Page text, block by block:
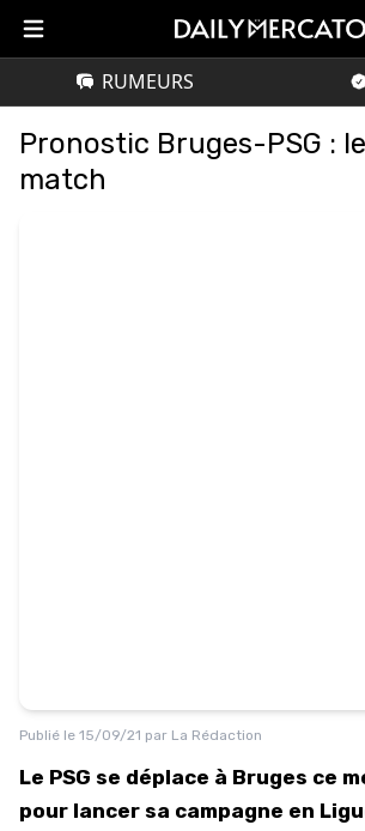
RUMEURS
Pronostic Bruges-PSG :
match
Publié le 15/09/21 par La Rédaction
Le PSG se déplace à Bruges ce
pour lancer sa campagne en